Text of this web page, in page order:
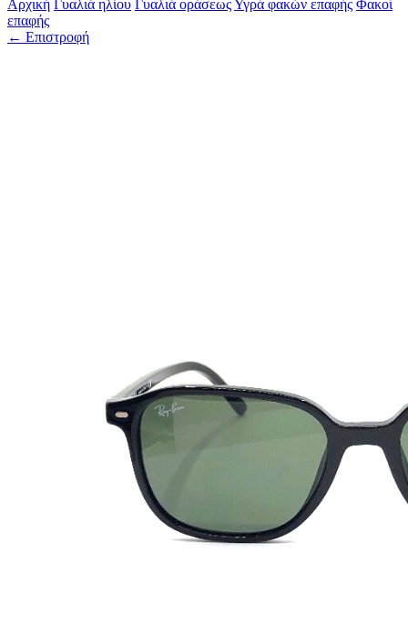
Αρχική Γυαλιά ηλίου Γυαλιά οράσεωςΥγρά φακών επαφής Φακοί
επαφής
← Επιστροφή